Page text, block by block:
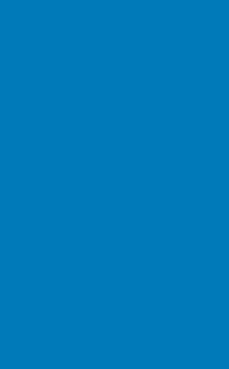
方面，复合土工膜产品质量和
厂家和焊接人员的技术方面把
与自然和谐共生的生态理
，由经过
润土颗粒固定在和塑料编织布
有优异的防水(渗)性能。
施工，在潮湿的基层(但不能
，膨润土
沿水流方向顺水搭接，先坡
水毯搭
水毯的铺设。